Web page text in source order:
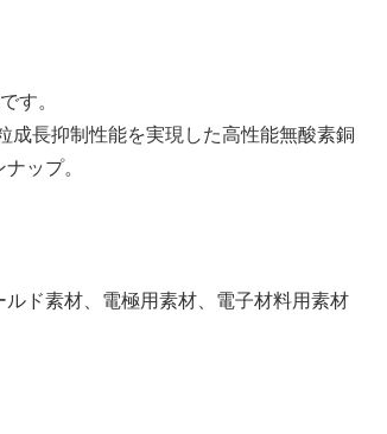
す。
成長抑制性能を実現した⾼性能無酸素銅
ップ。
ド素材、電極⽤素材、電⼦材料⽤素材